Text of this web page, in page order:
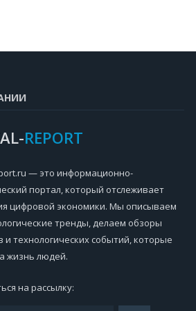
REPORT
— это информационно-
портал, который отслеживает
цифровой экономики. Мы описываем
тренды, делаем обзоры
и технологических событий, которые
жизнь людей.
на рассылку: